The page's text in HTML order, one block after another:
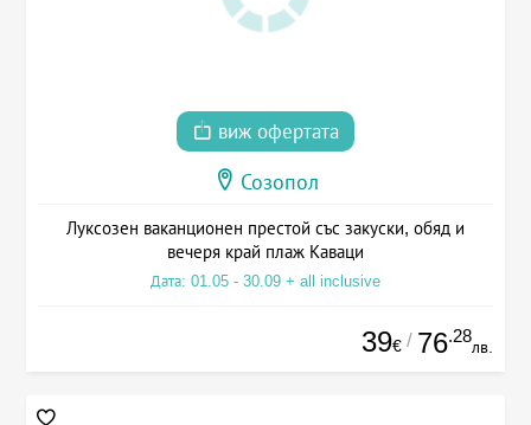
виж офертата
Созопол
Луксозен ваканционен престой със закуски, обяд и
вечеря край плаж Каваци
Дата: 01.05 - 30.09 + all inclusive
39€ / 76.28
лв.